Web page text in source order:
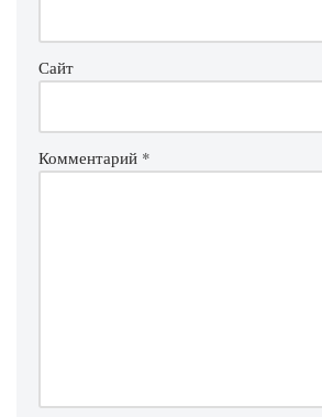
Сайт
Комментарий *